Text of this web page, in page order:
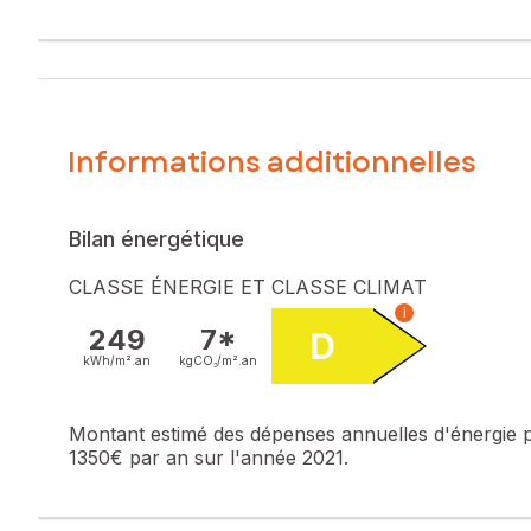
habitants.
Cette maison a rénover se compose d'une cuisine,
A l'extérieur vous trouverez un terrain d'environs 160 m2
Prix de vente : 45 000 €
Honoraires charge vendeur
Contactez votre conseiller SAFTI : Tatiana AUFRERE-
numéro 992505453
Informations additionnelles
Bilan énergétique
CLASSE ÉNERGIE ET CLASSE CLIMAT
249
kWh/m². an
7*
kgCO₂/m². an D
i
Montant estimé des dépenses annuelles d'énergie
1350€ par an sur l'année 2021.